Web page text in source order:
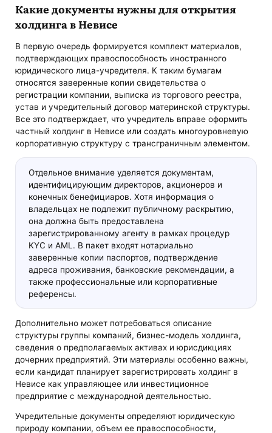
Какие документы нужны для открытия
холдинга в Невисе
В первую очередь формируется комплект материалов,
подтверждающих правоспособность иностранного
юридического лица-учредителя. К таким бумагам
относятся заверенные копии свидетельства о
регистрации компании, выписка из торгового реестра,
устав и учредительный договор материнской структуры.
Все это подтверждает, что учредитель вправе оформить
частный холдинг в Невисе или создать многоуровневую
корпоративную структуру с трансграничным элементом.
Отдельное внимание уделяется документам,
идентифицирующим директоров, акционеров и
конечных бенефициаров. Хотя информация о
владельцах не подлежит публичному раскрытию,
она должна быть предоставлена
зарегистрированному агенту в рамках процедур
KYC и AML. В пакет входят нотариально
заверенные копии паспортов, подтверждение
адреса проживания, банковские рекомендации, а
также профессиональные или корпоративные
референсы.
Дополнительно может потребоваться описание
структуры группы компаний, бизнес-модель холдинга,
сведения о предполагаемых активах и юрисдикциях
дочерних предприятий. Эти материалы особенно важны,
если кандидат планирует зарегистрировать холдинг в
Невисе как управляющее или инвестиционное
предприятие с международной деятельностью.
Учредительные документы определяют юридическую
природу компании, объем ее правоспособности,